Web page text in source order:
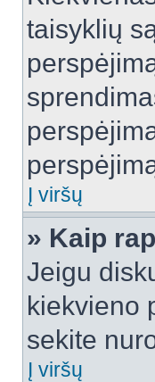
taisyklių
Į viršų
» Kaip
Jeigu
kiekvieno
sekite
Į viršų